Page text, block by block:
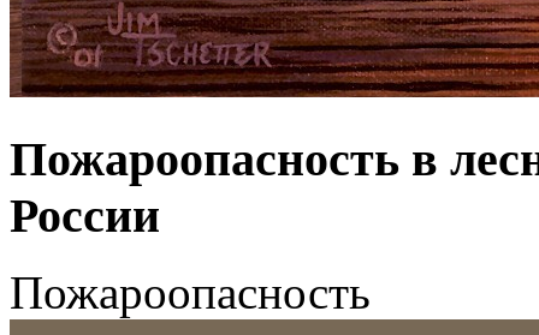
Пожароопасность в
России
Пожароопасность